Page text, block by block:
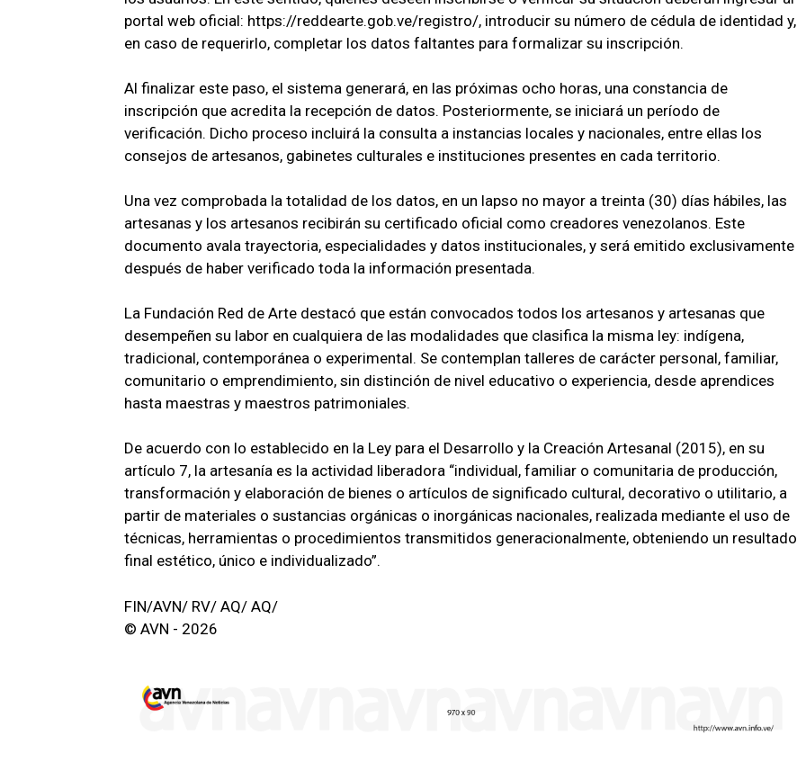
portal web oficial: https://reddearte.gob.ve/registro/, introducir su número de cédula de identidad y,
en caso de requerirlo, completar los datos faltantes para formalizar su inscripción.
Al finalizar este paso, el sistema generará, en las próximas ocho horas, una constancia de
inscripción que acredita la recepción de datos. Posteriormente, se iniciará un período de
verificación. Dicho proceso incluirá la consulta a instancias locales y nacionales, entre ellas los
consejos de artesanos, gabinetes culturales e instituciones presentes en cada territorio.
Una vez comprobada la totalidad de los datos, en un lapso no mayor a treinta (30) días hábiles, las
artesanas y los artesanos recibirán su certificado oficial como creadores venezolanos. Este
documento avala trayectoria, especialidades y datos institucionales, y será emitido exclusivamente
después de haber verificado toda la información presentada.
La Fundación Red de Arte destacó que están convocados todos los artesanos y artesanas que
desempeñen su labor en cualquiera de las modalidades que clasifica la misma ley: indígena,
tradicional, contemporánea o experimental. Se contemplan talleres de carácter personal, familiar,
comunitario o emprendimiento, sin distinción de nivel educativo o experiencia, desde aprendices
hasta maestras y maestros patrimoniales.
De acuerdo con lo establecido en la Ley para el Desarrollo y la Creación Artesanal (2015), en su
artículo 7, la artesanía es la actividad liberadora “individual, familiar o comunitaria de producción,
transformación y elaboración de bienes o artículos de significado cultural, decorativo o utilitario, a
partir de materiales o sustancias orgánicas o inorgánicas nacionales, realizada mediante el uso de
técnicas, herramientas o procedimientos transmitidos generacionalmente, obteniendo un resultado
final estético, único e individualizado”.
FIN/AVN/ RV/ AQ/ AQ/
© AVN - 2026